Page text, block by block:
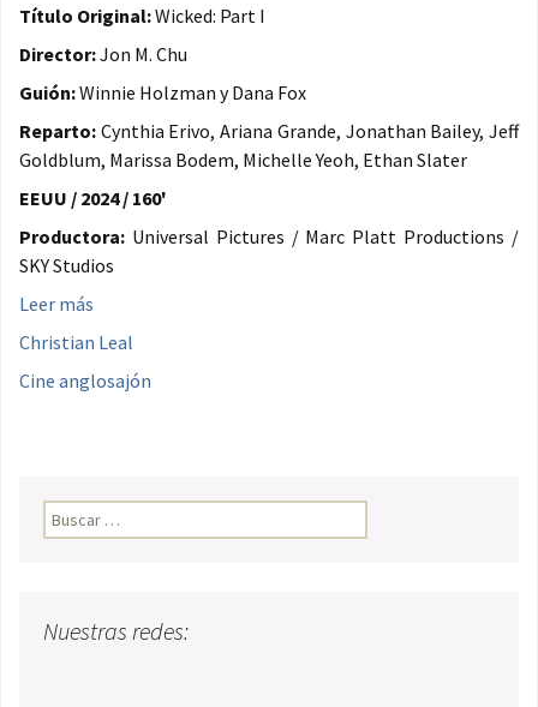
Título Original:Wicked: Part I
Director:Jon M. Chu
Guión:Winnie Holzman y Dana Fox
Reparto: Cynthia Erivo, Ariana Grande, Jonathan Bailey, Jeff
Goldblum, Marissa Bodem, Michelle Yeoh, Ethan Slater
EEUU / 2024 / 160'
Productora: Universal Pictures / Marc Platt Productions /
SKY Studios
Leer más
Christian Leal
Cine anglosajón
Buscar:
Nuestras redes: